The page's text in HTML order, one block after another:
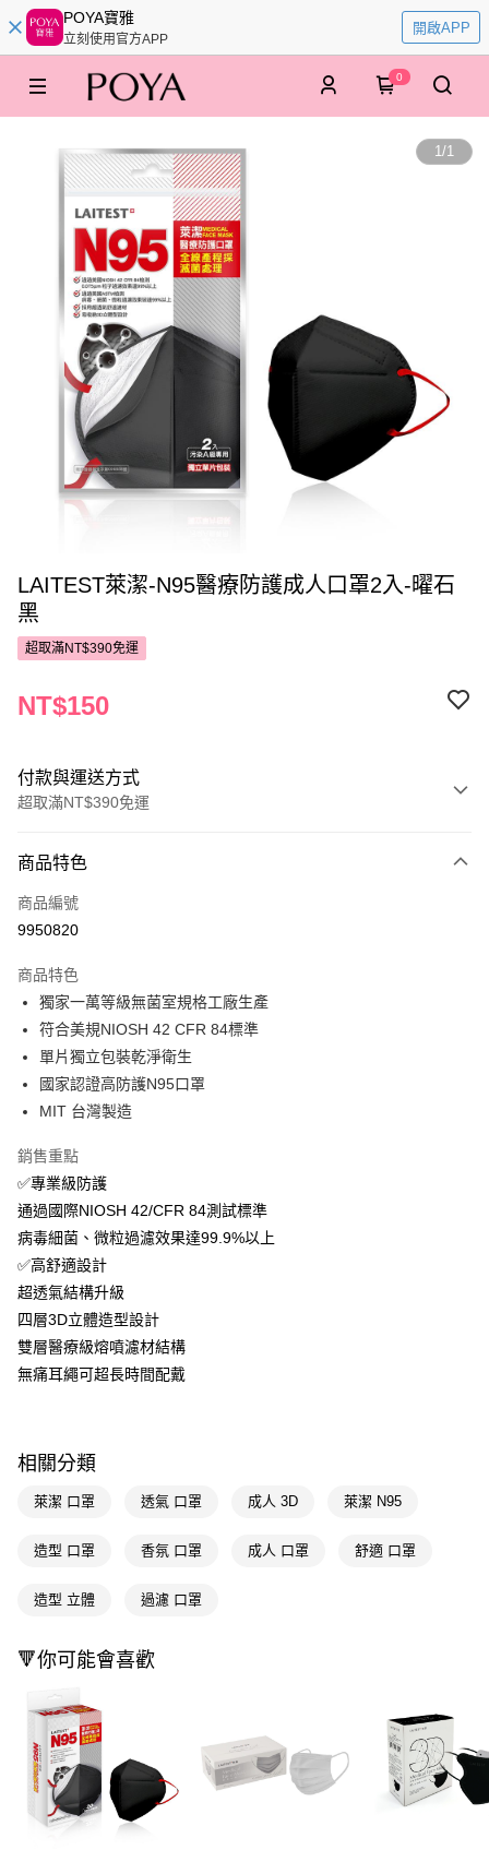
POYA寶雅
立刻使用官方APP
開啟APP
0
1/1
LAITEST萊潔-N95醫療防護成人口罩2入-曜石
黑
超取滿NT$390免運
NT$150
付款與運送方式
超取滿NT$390免運
POYA支付
信用卡一次付款
LINE Pay
Apple Pay
街口支付
悠遊付
Google Pay
【關於「AFTEE先享後付」】
AFTEE先享後付是「在收到商品之後才付款」的支付方式。 讓您購物簡單
便利好安心！
１．簡單：不需註冊會員、不需綁卡、不需儲值。
２．便利：只要手機號碼，簡訊認證，即可結帳。
３．安心：先確認商品／服務後，再付款。
３．收到繳費通知簡訊後14天內，點擊此簡訊中的連結，可透過四大超商／
※ 請注意：結帳手續完成當下不需立刻繳費，但若您需要取消訂單，請聯絡
後付繳納相關費用。
客戶支援中心」
https://netprotections.freshdesk.com/support/home
１．透過由恩沛科技股份有限公司提供之「AFTEE先享後付」服務完成之交
權轉讓予恩沛科技股份有限公司。
２．關於個人資料處理事宜，請瀏覽以下網址：
https://aftee.tw/terms/#terms3
３．未成年的使用者請事先徵得法定代理人或監護人之同意方可使用
「AFTEE先享後付」，若未經同意申辦者引起之損失，本公司不負相關責
任。
４．使用「AFTEE先享後付」時，將依據個別帳號之用戶狀況，依本公司即
即享券
運送方式
全家取貨付款
每筆NT$65，滿NT$390(含以上)免運費
每筆NT$65，滿NT$390(含以上)免運費
萊爾富取貨付款
每筆NT$65，滿NT$490(含以上)免運費
每筆NT$65，滿NT$490(含以上)免運費
付款後7-11取貨
每筆NT$65，滿NT$490(含以上)免運費
宅配(本島)
每筆NT$100，滿NT$790(含以上)免運費
商品特色
商品編號
9950820
商品特色
獨家一萬等級無菌室規格工廠生產
符合美規NIOSH 42 CFR 84標準
單片獨立包裝乾淨衛生
國家認證高防護N95口罩
MIT 台灣製造
銷售重點
✅專業級防護
通過國際NIOSH 42/CFR 84測試標準
病毒細菌、微粒過濾效果達99.9%以上
✅高舒適設計
超透氣結構升級
四層3D立體造型設計
雙層醫療級熔噴濾材結構
無痛耳繩可超長時間配戴
相關分類
萊潔 口罩 透氣 口罩 成人 3D 萊潔 N95
造型 口罩 香氛 口罩 成人 口罩 舒適 口罩
造型 立體 過濾 口罩
🔻你可能會喜歡